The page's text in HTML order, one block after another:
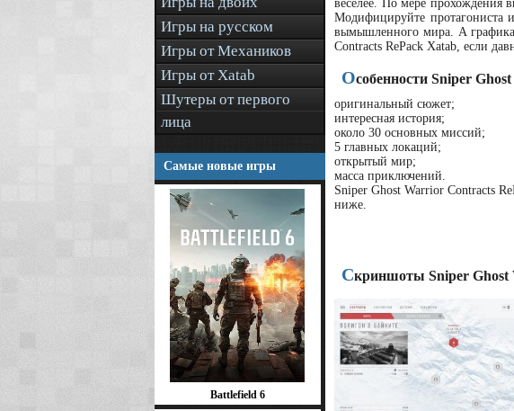
Игры на русском
Игры от Механиков
Игры от Xatab
Шутеры от первого
лица
Самые новые игры
Battlefield 6
веселее. По мере прохождения
Модифицируйте протагониста
вымышленного мира. А графика
Contracts RePack Xatab, если
Особенности Sniper
оригинальный сюжет;
интересная история;
около 30 основных миссий;
5 главных локаций;
открытый мир;
масса приключений.
Sniper Ghost Warrior Contracts
ниже.
Скриншоты Sniper Ghost